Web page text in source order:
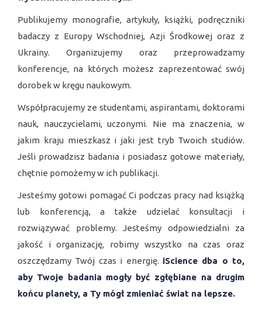
ARCHIWA
Publikujemy monografie, artykuły, książki, podręczniki
badaczy z Europy Wschodniej, Azji Środkowej oraz z
Ukrainy. Organizujemy oraz przeprowadzamy
konferencje, na których możesz zaprezentować swój
dorobek w kręgu naukowym.
Współpracujemy ze studentami, aspirantami, doktorami
nauk, nauczycielami, uczonymi. Nie ma znaczenia, w
jakim kraju mieszkasz i jaki jest tryb Twoich studiów.
Jeśli prowadzisz badania i posiadasz gotowe materiały,
chętnie pomożemy w ich publikacji.
Jesteśmy gotowi pomagać Ci podczas pracy nad książką
lub konferencją, a także udzielać konsultacji i
rozwiązywać problemy. Jesteśmy odpowiedzialni za
jakość i organizację, robimy wszystko na czas oraz
oszczędzamy Twój czas i energię. iScience dba o to,
aby Twoje badania mogły być zgłębiane na drugim
końcu planety, a Ty mógł zmieniać świat na lepsze.